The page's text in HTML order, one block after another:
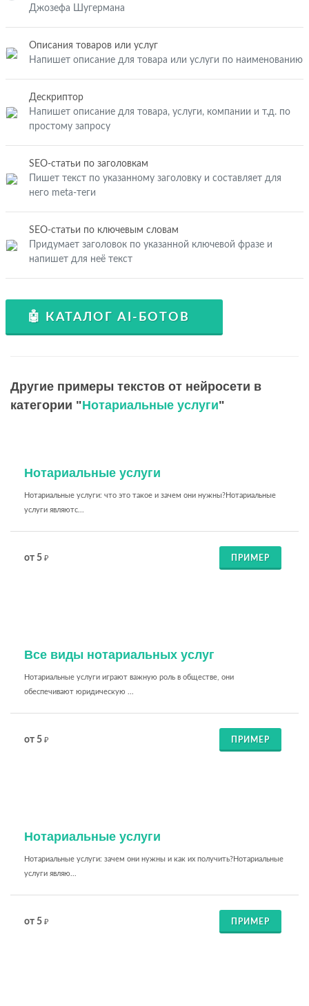
Джозефа Шугермана
Описания товаров или услуг
Напишет описание для товара или услуги по наименованию
Дескриптор
Напишет описание для товара, услуги, компании и т.д. по
простому запросу
SEO-статьи по заголовкам
Пишет текст по указанному заголовку и составляет для
него meta-теги
SEO-статьи по ключевым словам
Придумает заголовок по указанной ключевой фразе и
напишет для неё текст
🤖 КАТАЛОГ AI-БОТОВ
Другие примеры текстов от нейросети в
категории "Нотариальные услуги"
Нотариальные услуги
Нотариальные услуги: что это такое и зачем они нужны?Нотариальные
услуги являютс...
от 5 ₽ ПРИМЕР
Все виды нотариальных услуг
Нотариальные услуги играют важную роль в обществе, они
обеспечивают юридическую ...
от 5 ₽ ПРИМЕР
Нотариальные услуги
Нотариальные услуги: зачем они нужны и как их получить?Нотариальные
услуги являю...
от 5 ₽ ПРИМЕР